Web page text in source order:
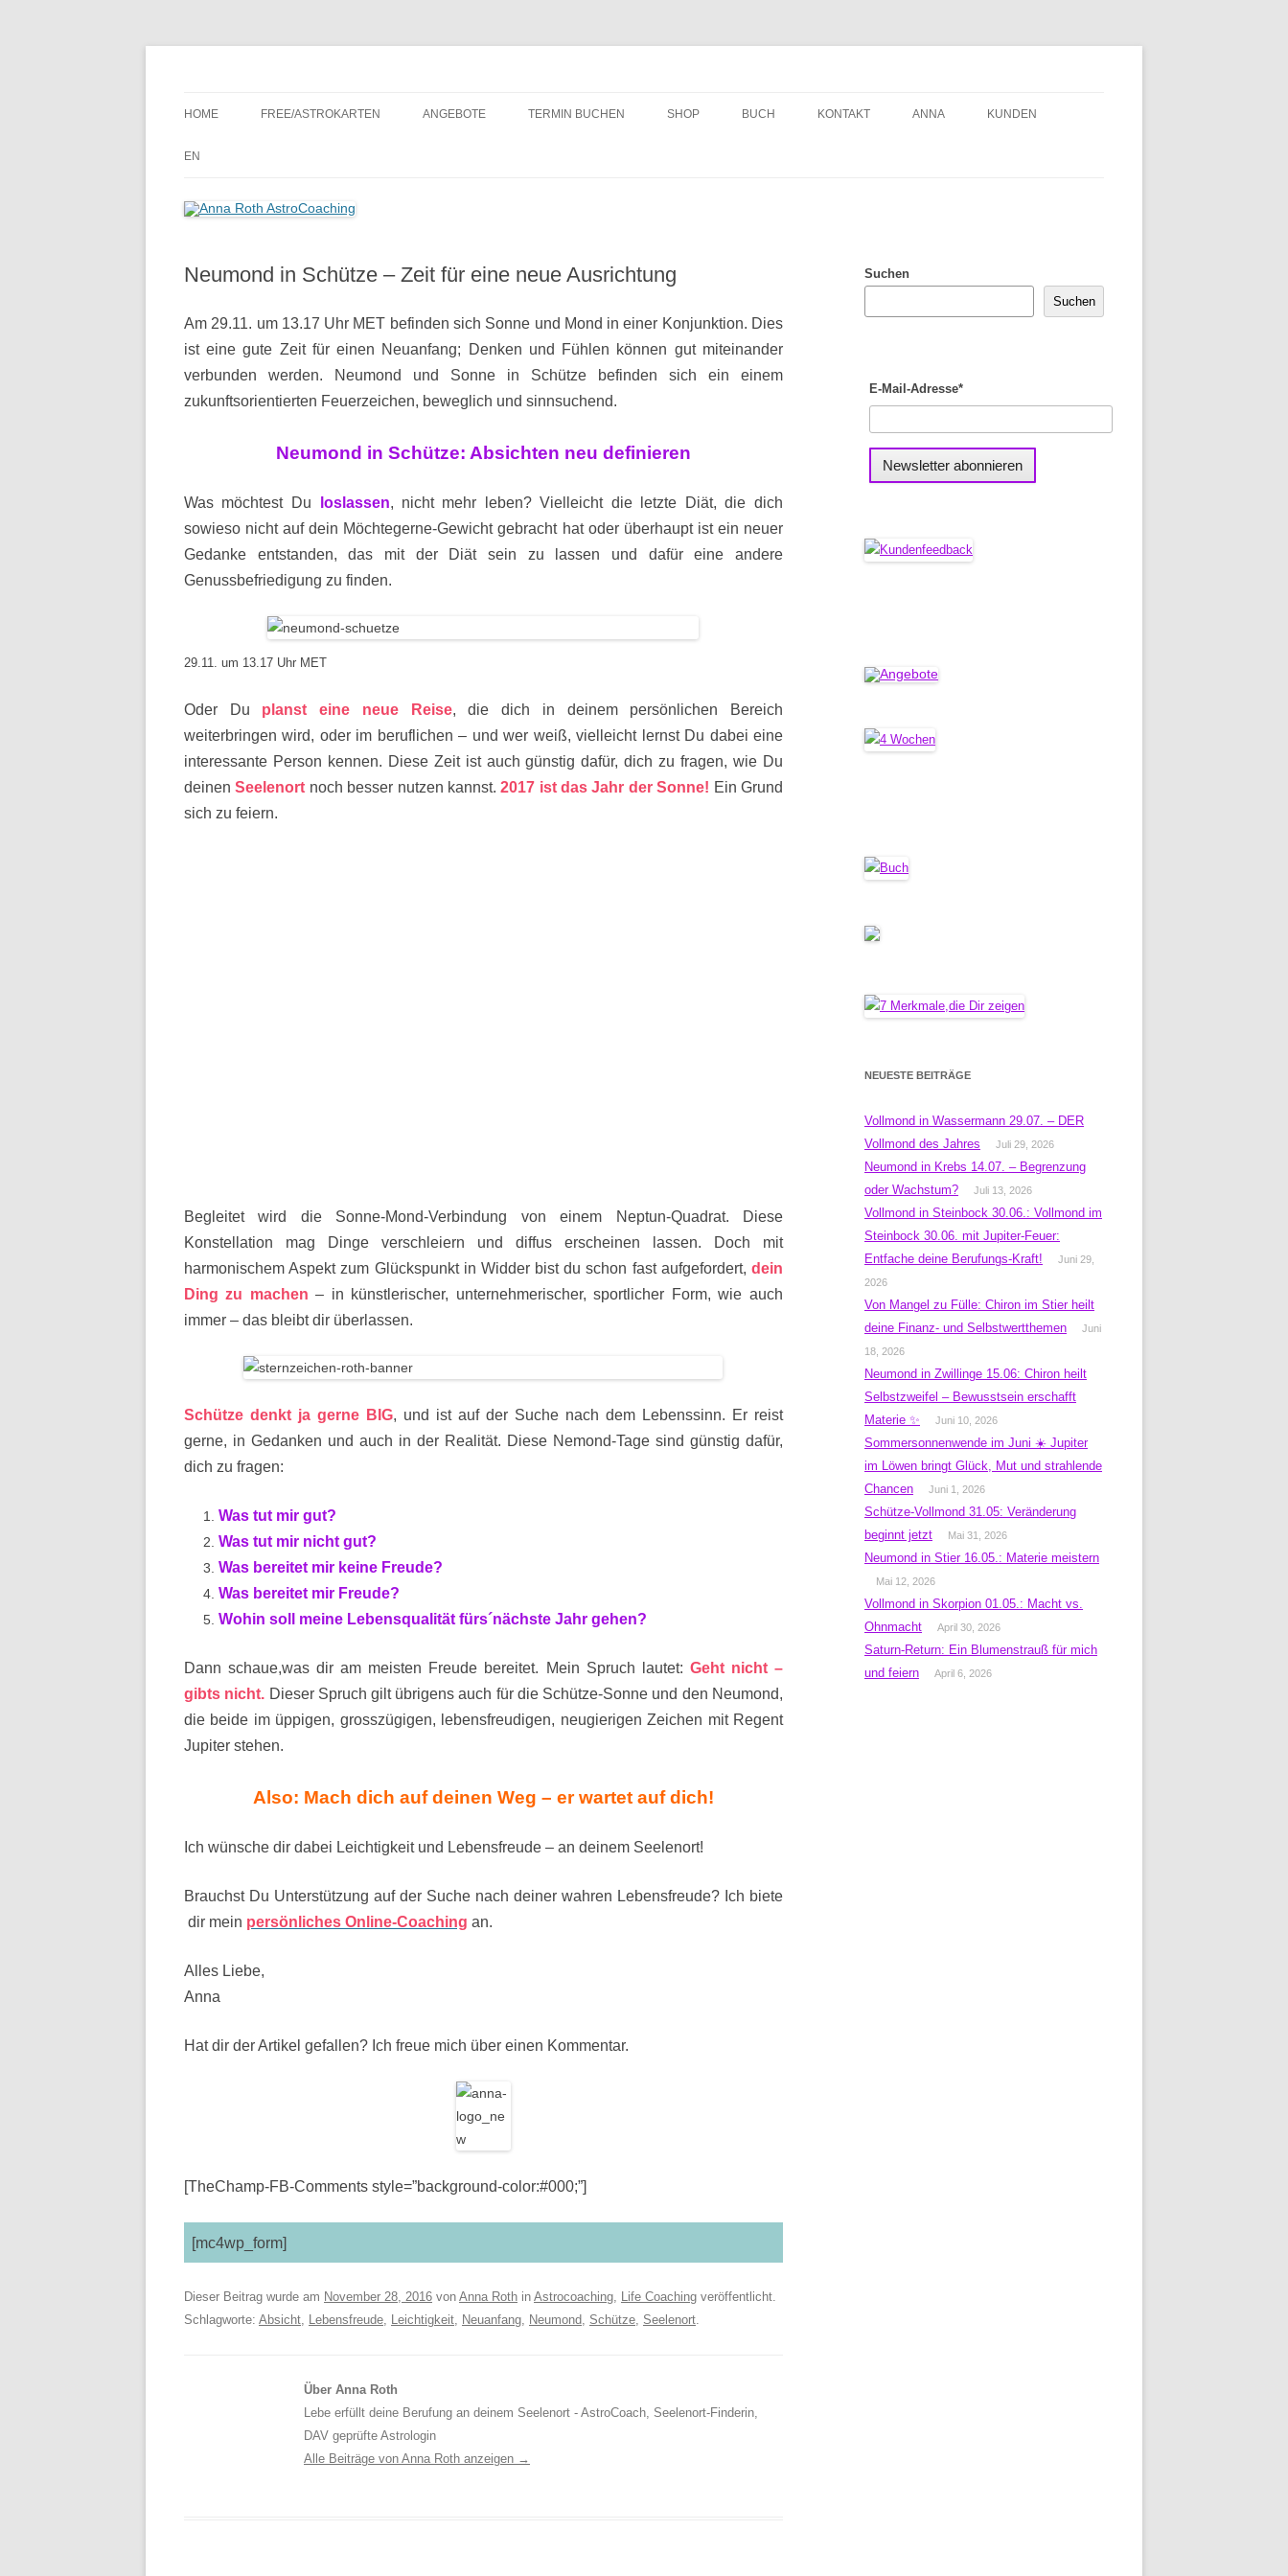
Inhalt
HOME FREE/ASTROKARTEN ANGEBOTE TERMIN BUCHEN SHOP BUCH KONTAKT ANNA KUNDEN
EN
Neumond in Schütze – Zeit für eine neue Ausrichtung
Am 29.11. um 13.17 Uhr MET befinden sich Sonne und Mond in einer Konjunktion. Dies
ist eine gute Zeit für einen Neuanfang; Denken und Fühlen können gut miteinander
verbunden werden. Neumond und Sonne in Schütze befinden sich ein einem
zukunftsorientierten Feuerzeichen, beweglich und sinnsuchend.
Neumond in Schütze: Absichten neu definieren
Was möchtest Du loslassen, nicht mehr leben? Vielleicht die letzte Diät, die dich
sowieso nicht auf dein Möchtegerne-Gewicht gebracht hat oder überhaupt ist ein neuer
Gedanke entstanden, das mit der Diät sein zu lassen und dafür eine andere
Genussbefriedigung zu finden.
29.11. um 13.17 Uhr MET
Oder Du planst eine neue Reise, die dich in deinem persönlichen Bereich
weiterbringen wird, oder im beruflichen – und wer weiß, vielleicht lernst Du dabei eine
interessante Person kennen. Diese Zeit ist auch günstig dafür, dich zu fragen, wie Du
deinenSeelenort noch besser nutzen kannst.2017 ist das Jahr der Sonne! Ein Grund
sich zu feiern.
Begleitet wird die Sonne-Mond-Verbindung von einem Neptun-Quadrat. Diese
Konstellation mag Dinge verschleiern und diffus erscheinen lassen. Doch mit
harmonischem Aspekt zum Glückspunkt in Widder bist du schon fast aufgefordert, dein
Ding zu machen – in künstlerischer, unternehmerischer, sportlicher Form, wie auch
immer – das bleibt dir überlassen.
Schütze denkt ja gerne BIG, und ist auf der Suche nach dem Lebenssinn. Er reist
gerne, in Gedanken und auch in der Realität. Diese Nemond-Tage sind günstig dafür,
dich zu fragen:
Was tut mir gut?
Was tut mir nicht gut?
Was bereitet mir keine Freude?
Was bereitet mir Freude?
Wohin soll meine Lebensqualität fürs´nächste Jahr gehen?
Dann schaue,was dir am meisten Freude bereitet. Mein Spruch lautet: Geht nicht –
gibts nicht. Dieser Spruch gilt übrigens auch für die Schütze-Sonne und den Neumond,
die beide im üppigen, grosszügigen, lebensfreudigen, neugierigen Zeichen mit Regent
Jupiter stehen.
Also: Mach dich auf deinen Weg – er wartet auf dich!
Ich wünsche dir dabei Leichtigkeit und Lebensfreude – an deinem Seelenort!
Brauchst Du Unterstützung auf der Suche nach deiner wahren Lebensfreude? Ich biete
dir mein persönliches Online-Coaching an.
Alles Liebe,
Anna
Hat dir der Artikel gefallen? Ich freue mich über einen Kommentar.
[TheChamp-FB-Comments style=”background-color:#000;”]
[mc4wp_form]
Dieser Beitrag wurde am November 28, 2016 von Anna Roth in Astrocoaching, Life Coaching veröffentlicht.
Schlagworte: Absicht, Lebensfreude, Leichtigkeit, Neuanfang, Neumond, Schütze, Seelenort.
Über Anna Roth
Lebe erfüllt deine Berufung an deinem Seelenort - AstroCoach, Seelenort-Finderin,
DAV geprüfte Astrologin
Alle Beiträge von Anna Roth anzeigen →
Suchen
Suchen
E-Mail-Adresse*
NEUESTE BEITRÄGE
Vollmond in Wassermann 29.07. – DER
Vollmond des Jahres
Juli 29, 2026
Neumond in Krebs 14.07. – Begrenzung
oder Wachstum?
Juli 13, 2026
Vollmond in Steinbock 30.06.: Vollmond im
Steinbock 30.06. mit Jupiter-Feuer:
Entfache deine Berufungs-Kraft!
Juni 29,
2026
Von Mangel zu Fülle: Chiron im Stier heilt
deine Finanz- und Selbstwertthemen
Juni
18, 2026
Neumond in Zwillinge 15.06: Chiron heilt
Selbstzweifel – Bewusstsein erschafft
Materie ✨
Juni 10, 2026
Sommersonnenwende im Juni ☀️ Jupiter
im Löwen bringt Glück, Mut und strahlende
Chancen
Juni 1, 2026
Schütze-Vollmond 31.05: Veränderung
beginnt jetzt
Mai 31, 2026
Neumond in Stier 16.05.: Materie meistern
Mai 12, 2026
Vollmond in Skorpion 01.05.: Macht vs.
Ohnmacht
April 30, 2026
Saturn-Return: Ein Blumenstrauß für mich
und feiern
April 6, 2026